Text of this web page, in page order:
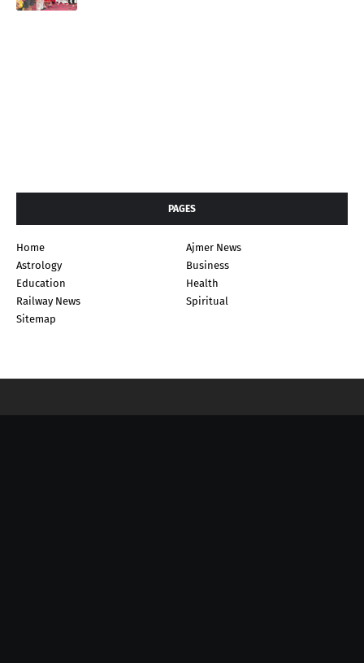
PAGES
Home
Ajmer News
Astrology
Business
Education
Health
Railway News
Spiritual
Sitemap